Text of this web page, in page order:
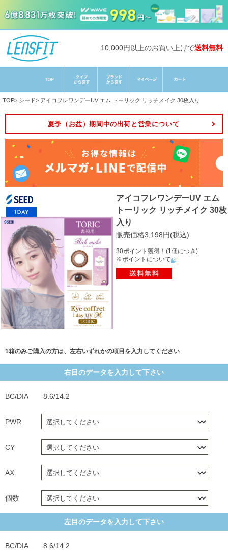
10,000円以上のお買い上げで送料無料
TOP> シード> アイコフレワンデーUV エム トーリック リッチメイク 30枚入り
夏季（お盆）期間中の出荷と営業について
アイコフレワンデーUV エム
トーリック リッチメイク 30枚
入り
販売価格3,198円(税込)
30ポイント獲得！(1個につき)
※ポイントについて
1箱のみご購入の方は、左右いずれかの項目を入力してください
右目のデータを入力して下さい
BC/DIA 8.6/14.2
PWR
CY
AX
個数
左目のデータを入力して下さい
BC/DIA 8.6/14.2